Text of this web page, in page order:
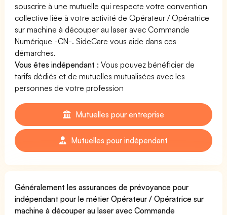
souscrire à une mutuelle qui respecte votre convention
collective liée à votre activité de Opérateur / Opératrice
sur machine à découper au laser avec Commande
Numérique -CN-. SideCare vous aide dans ces
démarches.
Vous êtes indépendant : Vous pouvez bénéficier de
tarifs dédiés et de mutuelles mutualisées avec les
personnes de votre profession
Mutuelles pour entreprise
Mutuelles pour indépendant
Généralement les assurances de prévoyance pour
indépendant pour le métier Opérateur / Opératrice sur
machine à découper au laser avec Commande